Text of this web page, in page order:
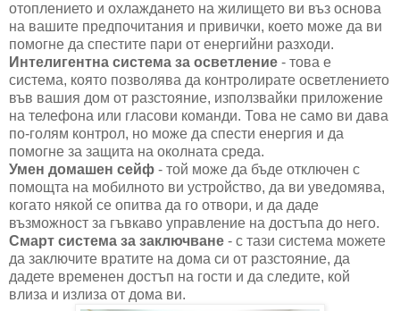
отоплението и охлаждането на жилището ви въз основа
на вашите предпочитания и привички, което може да ви
помогне да спестите пари от енергийни разходи.
Интелигентна система за осветление - това е
система, която позволява да контролирате осветлението
във вашия дом от разстояние, използвайки приложение
на телефона или гласови команди. Това не само ви дава
по-голям контрол, но може да спести енергия и да
помогне за защита на околната среда.
Умен домашен сейф - той може да бъде отключен с
помощта на мобилното ви устройство, да ви уведомява,
когато някой се опитва да го отвори, и да даде
възможност за гъвкаво управление на достъпа до него.
Смарт система за заключване - с тази система можете
да заключите вратите на дома си от разстояние, да
дадете временен достъп на гости и да следите, кой
влиза и излиза от дома ви.